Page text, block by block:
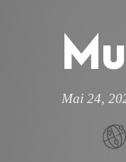
Mai 24,